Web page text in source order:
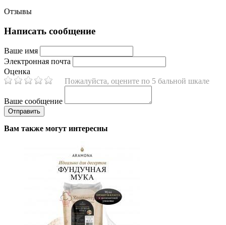
Отзывы
Написать сообщение
Ваше имя
Электронная почта
Оценка
Пожалуйста, оцените по 5 бальной шкале
Ваше сообщение
Вам также могут интересны